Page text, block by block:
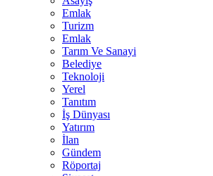
Emlak
Turizm
Emlak
Tarım Ve Sanayi
Belediye
Teknoloji
Yerel
Tanıtım
İş Dünyası
Yatırım
İlan
Gündem
Röportaj